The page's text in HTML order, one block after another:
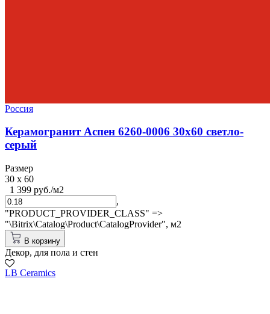
Россия
Керамогранит Аспен 6260-0006 30x60 светло-
серый
Размер
30 x 60
1 399 руб./м2
,
"PRODUCT_PROVIDER_CLASS" =>
"\Bitrix\Catalog\Product\CatalogProvider", м2
В корзину
Декор, для пола и стен
LB Ceramics